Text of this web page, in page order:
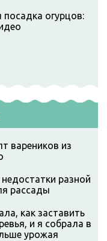
посадка огурцов:
вареников из
разной
рассады
как заставить
и я собрала в
урожая